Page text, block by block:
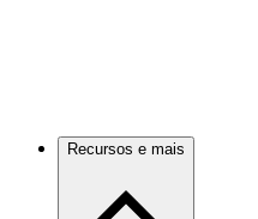
Recursos e mais